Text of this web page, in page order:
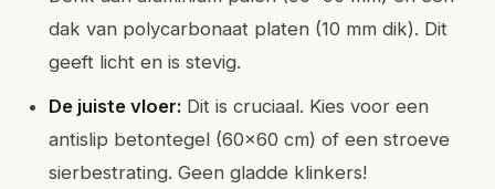
dak van polycarbonaat platen (10 mm dik). Dit
geeft licht en is stevig.
De juiste vloer: Dit is cruciaal. Kies voor een
antislip betontegel (60x60 cm) of een stroeve
sierbestrating. Geen gladde klinkers!